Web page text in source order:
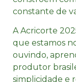
constante de
A Acricorte
que estamos
ouvindo,
produtor
simplicidade e